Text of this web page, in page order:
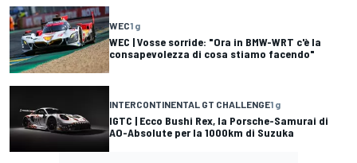
WEC1 g
WEC | Vosse sorride: "Ora in BMW-WRT c'è la
consapevolezza di cosa stiamo facendo"
INTERCONTINENTAL GT CHALLENGE1 g
IGTC | Ecco Bushi Rex, la Porsche-Samurai di
AO-Absolute per la 1000km di Suzuka